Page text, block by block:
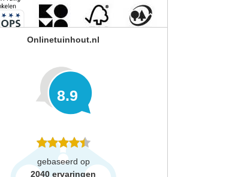
Onlinetuinhout.nl
8.9
gebaseerd op
2040 ervaringen